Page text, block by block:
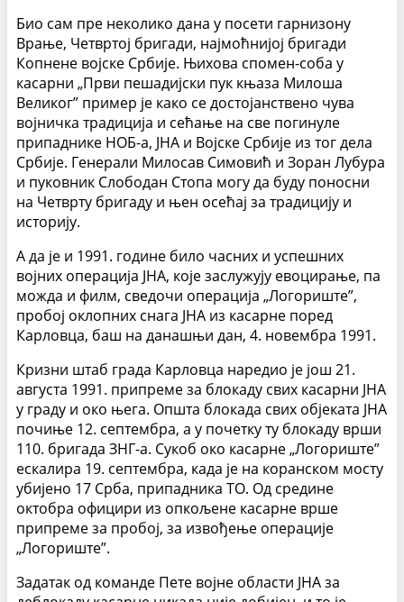
Био сам пре неколико дана у посети гарнизону
Врање, Четвртој бригади, најмоћнијој бригади
Копнене војске Србије. Њихова спомен-соба у
касарни „Први пешадијски пук књаза Милоша
Великог” пример је како се достојанствено чува
војничка традиција и сећање на све погинуле
припаднике НОБ-а, ЈНА и Војске Србије из тог дела
Србије. Генерали Милосав Симовић и Зоран Лубура
и пуковник Слободан Стопа могу да буду поносни
на Четврту бригаду и њен осећај за традицију и
историју.
А да је и 1991. године било часних и успешних
војних операција ЈНА, које заслужују евоцирање, па
можда и филм, сведочи операција „Логориште”,
пробој оклопних снага ЈНА из касарне поред
Карловца, баш на данашњи дан, 4. новембра 1991.
Кризни штаб града Карловца наредио је још 21.
августа 1991. припреме за блокаду свих касарни ЈНА
у граду и око њега. Општа блокада свих објеката ЈНА
почиње 12. септембра, а у почетку ту блокаду врши
110. бригада ЗНГ-а. Сукоб око касарне „Логориште”
ескалира 19. септембра, када је на коранском мосту
убијено 17 Срба, припадника ТО. Од средине
октобра официри из опкољене касарне врше
припреме за пробој, за извођење операције
„Логориште”.
Задатак од команде Пете војне области ЈНА за